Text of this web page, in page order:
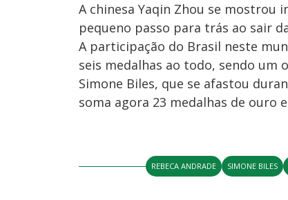
A chinesa Yaqin Zhou se mostrou
pequeno passo para trás ao sair
A participação do Brasil neste
seis medalhas ao todo, sendo um
Simone Biles, que se afastou
soma agora 23 medalhas de ouro
REBECA ANDRADE SIMONE BILES